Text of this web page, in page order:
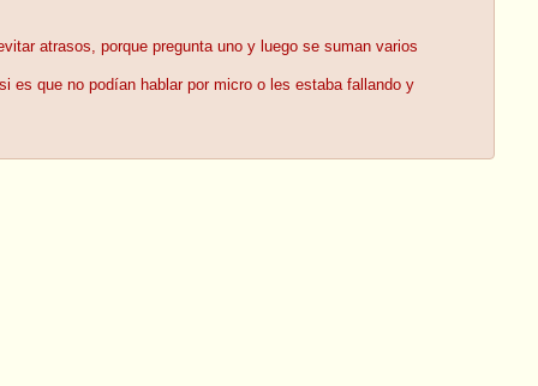
atrasos, porque pregunta uno y luego se suman varios
es que no podían hablar por micro o les estaba fallando y